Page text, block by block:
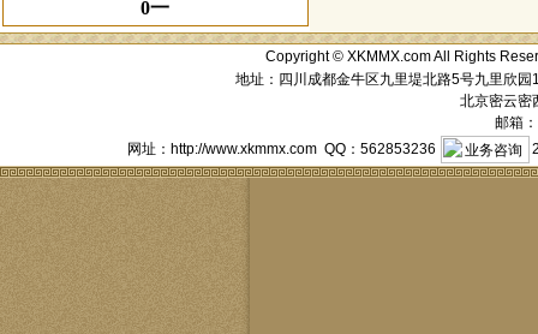
0一
Copyright © XKMMX.com All Rights
地址：四川成都金牛区九里堤北路5号九里欣
北京密云密
邮箱
网址：http://www.xkmmx.com QQ：562853236